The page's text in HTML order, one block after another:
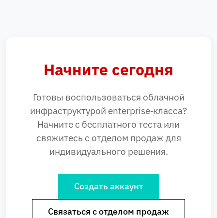
Начните сегодня
Готовы воспользоваться облачной
инфраструктурой enterprise‑класса?
Начните с бесплатного теста или
свяжитесь с отделом продаж для
индивидуального решения.
Создать аккаунт
Связаться с отделом продаж